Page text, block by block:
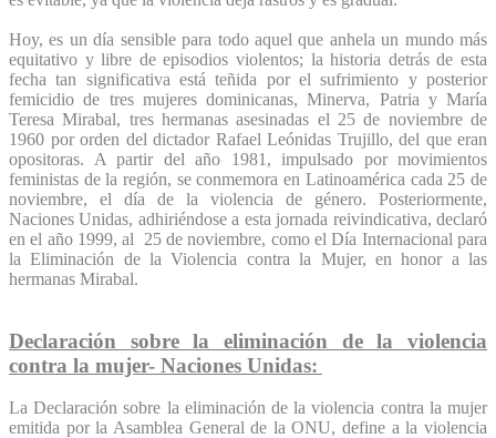
Hoy, es un día sensible para todo aquel que anhela un mundo más
equitativo y libre de episodios violentos; la historia detrás de esta
fecha tan significativa está teñida por el sufrimiento y posterior
femicidio de tres mujeres dominicanas, Minerva, Patria y María
Teresa Mirabal, tres hermanas asesinadas el 25 de noviembre de
1960 por orden del dictador Rafael Leónidas Trujillo, del que eran
opositoras. A partir del año 1981, impulsado por movimientos
feministas de la región, se conmemora en Latinoamérica cada 25 de
noviembre, el día de la violencia de género. Posteriormente,
Naciones Unidas, adhiriéndose a esta jornada reivindicativa, declaró
en el año 1999, al 25 de noviembre, como el Día Internacional para
la Eliminación de la Violencia contra la Mujer, en honor a las
hermanas Mirabal.
Declaración sobre la eliminación de la violencia
contra la mujer- Naciones Unidas:
La Declaración sobre la eliminación de la violencia contra la mujer
emitida por la Asamblea General de la ONU, define a la violencia